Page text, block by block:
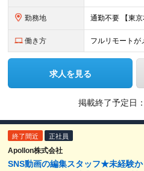
勤務地
働き方 フルリモートが
求人を見る
掲載終了予定日：
終了間近 正社員
Apollon株式会社
SNS動画の編集スタッフ★未経験